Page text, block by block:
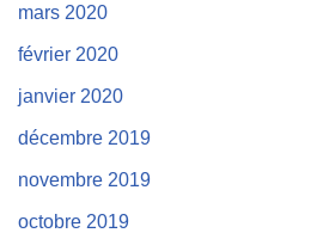
mars 2020
février 2020
janvier 2020
décembre 2019
novembre 2019
octobre 2019